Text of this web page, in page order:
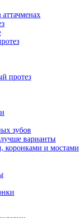
протез
зубов
лучше варианты
коронками и мостами